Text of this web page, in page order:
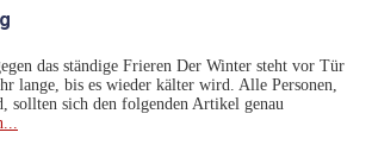
das ständige Frieren Der Winter steht vor Tür
lange, bis es wieder kälter wird. Alle Personen,
sollten sich den folgenden Artikel genau